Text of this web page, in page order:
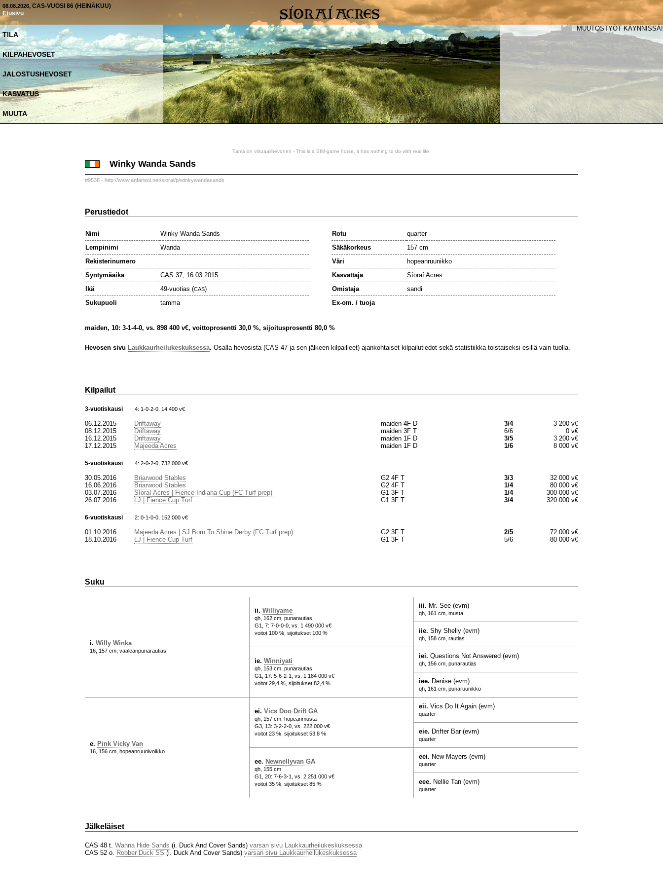
08.08.2026, CAS-VUOSI 86 (HEINÄKUU)
Etusivu
TILA
KILPAHEVOSET
JALOSTUSHEVOSET
KASVATUS
MUUTA
MUUTOSTYÖT KÄYNNISSÄ!
Tämä on virtuaalihevonen - This is a SIM-game horse, it has nothing to do with real life.
Winky Wanda Sands
#9538 - http://www.anfarwol.net/siorai/p/winkywandasands
Perustiedot
Nimi
Winky Wanda Sands
Lempinimi
Wanda
Rekisterinumero
Syntymäaika
CAS 37, 16.03.2015
Ikä
49-vuotias (CAS)
Sukupuoli
tamma
Rotu
quarter
Säkäkorkeus
157 cm
Väri
hopeanruunikko
Kasvattaja
Síoraí Acres
Omistaja
sandi
Ex-om. / tuoja
maiden, 10: 3-1-4-0, vs. 898 400 v€, voittoprosentti 30,0 %, sijoitusprosentti 80,0 %
Hevosen sivu Laukkaurheilukeskuksessa. Osalla hevosista (CAS 47 ja sen jälkeen kilpailleet) ajankohtaiset kilpailutiedot sekä statistiikka toistaiseksi esillä vain tuolla.
Kilpailut
3-vuotiskausi 4: 1-0-2-0, 14 400 v€
06.12.2015 Driftaway maiden 4F D 3/4
3 200 v€
08.12.2015
Driftaway maiden 3F T 6/6
0 v€
16.12.2015
Driftaway maiden 1F D 3/5
3 200 v€
17.12.2015
Majeeda Acres maiden 1F D 1/6 8 000 v€
5-vuotiskausi 4: 2-0-2-0, 732 000 v€
30.05.2016 Briarwood Stables G2 4F T 3/3
32 000 v€
16.06.2016
Briarwood Stables G2 4F T 1/4
80 000 v€
03.07.2016
Síoraí Acres | Fience Indiana Cup (FC Turf prep) G1 3F T 1/4
300 000 v€
26.07.2016
LJ | Fience Cup Turf G1 3F T 3/4 320 000 v€
6-vuotiskausi 2: 0-1-0-0, 152 000 v€
01.10.2016 Majeeda Acres | SJ Born To Shine Derby (FC Turf prep) G2 3F T 2/5
72 000 v€
18.10.2016
LJ | Fience Cup Turf G1 3F T 5/6 80 000 v€
Suku
i. Willy Winka
16, 157 cm, vaaleanpunarautias
ii. Williyame
qh, 162 cm, punarautias
G1, 7: 7-0-0-0, vs. 1 490 000 v€
voitot 100 %, sijoitukset 100 %
iii. Mr. See (evm)
qh, 161 cm, musta
iie. Shy Shelly (evm)
qh, 158 cm, rautias
ie. Winniyati
qh, 153 cm, punarautias
G1, 17: 5-6-2-1, vs. 1 184 000 v€
voitot 29,4 %, sijoitukset 82,4 %
iei. Questions Not Answered (evm)
qh, 156 cm, punarautias
iee. Denise (evm)
qh, 161 cm, punaruunikko
e. Pink Vicky Van
16, 156 cm, hopeanruunivoikko
ei. Vics Doo Drift GA
qh, 157 cm, hopeanmusta
G3, 13: 3-2-2-0, vs. 222 000 v€
voitot 23 %, sijoitukset 53,8 %
eii. Vics Do It Again (evm)
quarter
eie. Drifter Bar (evm)
quarter
ee. Newnellyvan GA
qh, 155 cm
G1, 20: 7-6-3-1, vs. 2 251 000 v€
voitot 35 %, sijoitukset 85 %
eei. New Mayers (evm)
quarter
eee. Nellie Tan (evm)
quarter
Jälkeläiset
CAS 48 t. Wanna Hide Sands (i. Duck And Cover Sands) varsan sivu Laukkaurheilukeskuksessa
CAS 52 o. Robber Duck SS (i. Duck And Cover Sands) varsan sivu Laukkaurheilukeskuksessa